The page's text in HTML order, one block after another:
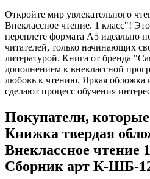
Откройте мир увлекательного
Внеклассное чтение. 1 класс"!
переплете формата А5 идеально
читателей, только начинающих
литературой. Книга от бренда
дополнением к внеклассной
любовь к чтению. Яркая обложка
сделают процесс обучения
Покупатели,
Книжка твердая
Внеклассное чтение
Сборник арт К-ШБ-